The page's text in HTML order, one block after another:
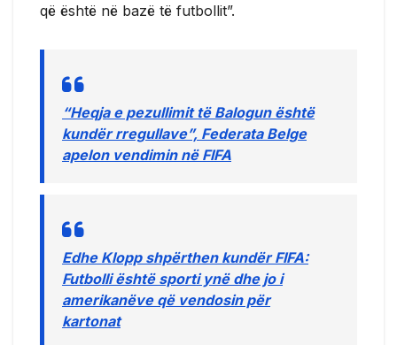
që është në bazë të futbollit”.
“Heqja e pezullimit të Balogun është
kundër rregullave”, Federata Belge
apelon vendimin në FIFA
Edhe Klopp shpërthen kundër FIFA:
Futbolli është sporti ynë dhe jo i
amerikanëve që vendosin për
kartonat